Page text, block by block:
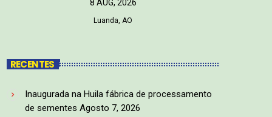
8 AUG, 2026
Luanda, AO
RECENTES
Inaugurada na Huila fábrica de processamento
de sementes Agosto 7, 2026